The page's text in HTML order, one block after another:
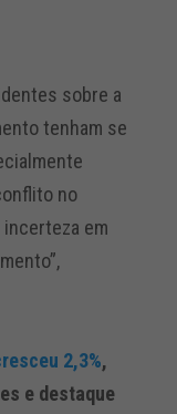
sobre a
tenham se
no
incerteza em
2,3%,
e destaque